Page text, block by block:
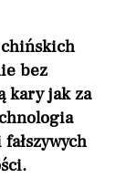
chińskich
bez
kary jak za